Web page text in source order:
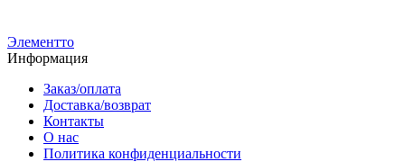
Элементто
Информация
Заказ/оплата
Доставка/возврат
Контакты
О нас
Политика конфиденциальности